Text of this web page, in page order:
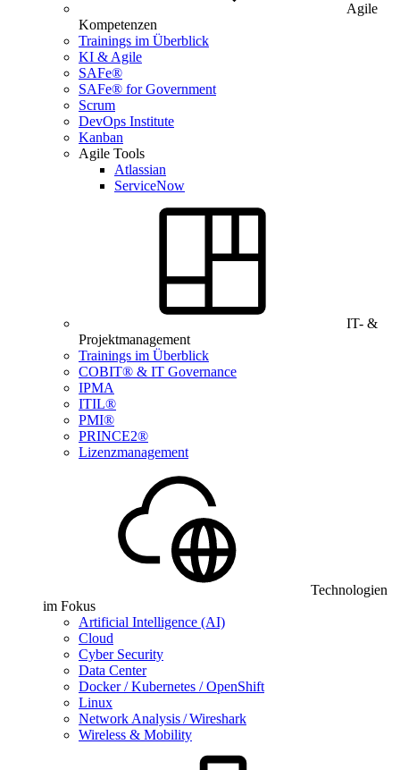
Agile
Kompetenzen
Trainings im Überblick
KI & Agile
SAFe®
SAFe® for Government
Scrum
DevOps Institute
Kanban
Agile Tools
Atlassian
ServiceNow
IT- &
Projektmanagement
Trainings im Überblick
COBIT® & IT Governance
IPMA
ITIL®
PMI®
PRINCE2®
Lizenzmanagement
Technologien
im Fokus
Artificial Intelligence (AI)
Cloud
Cyber Security
Data Center
Docker / Kubernetes / OpenShift
Linux
Network Analysis / Wireshark
Wireless & Mobility